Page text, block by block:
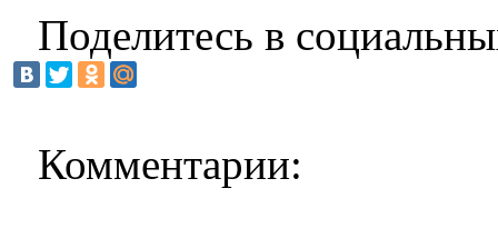
Поделитесь в
Комментарии: